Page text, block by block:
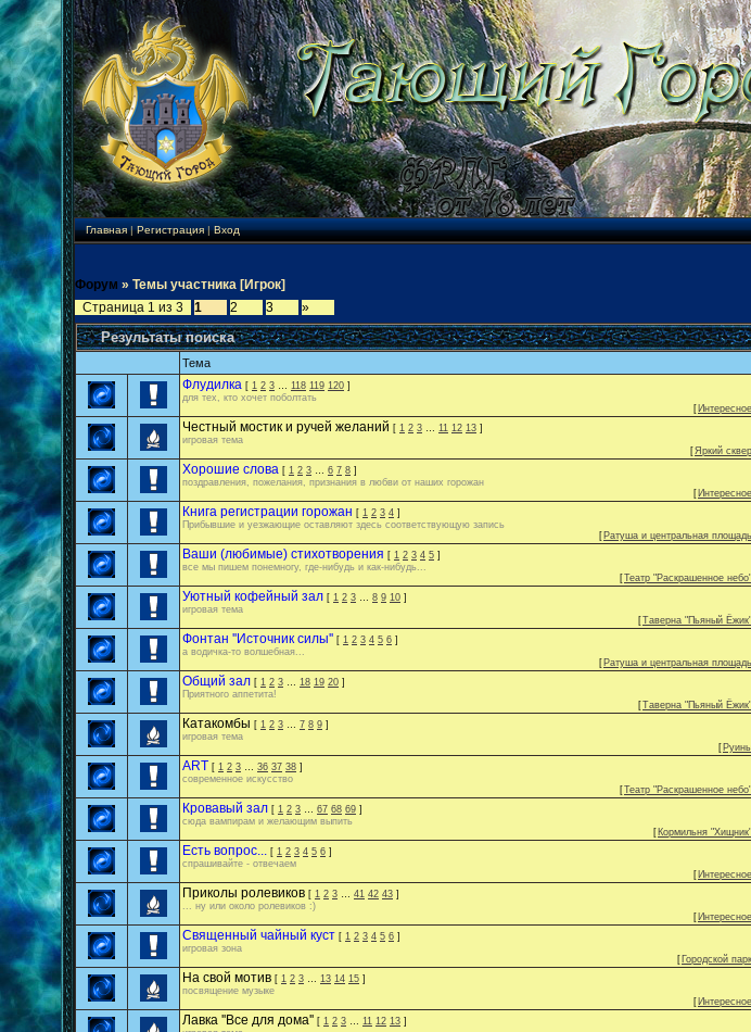
Главная|Регистрация|Вход
Форум » Темы участника [Игрок]
Страница 1 из 3 1 2 3 »
Результаты поиска
Тема
Флудилка [ 1 2 3 … 118 119 120 ]
для тех, кто хочет поболтать
[ Интересное
Честный мостик и ручей желаний [ 1 2 3 … 11 12 13 ]
игровая тема
[Яркий сквер
Хорошие слова [ 1 2 3 … 6 7 8 ]
поздравления, пожелания, признания в любви от наших горожан
[ Интересное
Книга регистрации горожан [ 1 2 3 4 ]
Прибывшие и уезжающие оставляют здесь соответствующую запись
[ Ратуша и центральная площадь
Ваши (любимые) стихотворения [ 1 2 3 4 5 ]
все мы пишем понемногу, где-нибудь и как-нибудь...
[Театр "Раскрашенное небо"
Уютный кофейный зал [ 1 2 3 … 8 9 10 ]
игровая тема
[Таверна "Пьяный Ёжик"
Фонтан ''Источник силы'' [ 1 2 3 4 5 6 ]
а водичка-то волшебная...
[ Ратуша и центральная площадь
Общий зал [ 1 2 3 … 18 19 20 ]
Приятного аппетита!
[Таверна "Пьяный Ёжик"
Катакомбы [ 1 2 3 … 7 8 9 ]
игровая тема
[ Руины
ART [ 1 2 3 … 36 37 38 ]
современное искусство
[Театр "Раскрашенное небо"
Кровавый зал [ 1 2 3 … 67 68 69 ]
сюда вампирам и желающим выпить
[ Кормильня "Хищник"
Есть вопрос... [ 1 2 3 4 5 6 ]
спрашивайте - отвечаем
[ Интересное
Приколы ролевиков [ 1 2 3 … 41 42 43 ]
... ну или около ролевиков :)
[ Интересное
Священный чайный куст [ 1 2 3 4 5 6 ]
игровая зона
[ Городской парк
На свой мотив [ 1 2 3 … 13 14 15 ]
посвящение музыке
[ Интересное
Лавка ''Все для дома'' [ 1 2 3 … 11 12 13 ]